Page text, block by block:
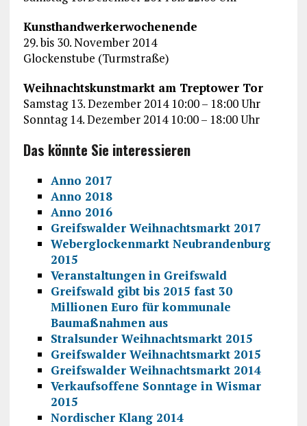
Kunsthandwerkerwochenende
29. bis 30. November 2014
Glockenstube (Turmstraße)
Weihnachtskunstmarkt am Treptower Tor
Samstag 13. Dezember 2014 10:00 – 18:00 Uhr
Sonntag 14. Dezember 2014 10:00 – 18:00 Uhr
Das könnte Sie interessieren
Anno 2017
Anno 2018
Anno 2016
Greifswalder Weihnachtsmarkt 2017
Weberglockenmarkt Neubrandenburg
2015
Veranstaltungen in Greifswald
Greifswald gibt bis 2015 fast 30
Millionen Euro für kommunale
Baumaßnahmen aus
Stralsunder Weihnachtsmarkt 2015
Greifswalder Weihnachtsmarkt 2015
Greifswalder Weihnachtsmarkt 2014
Verkaufsoffene Sonntage in Wismar
2015
Nordischer Klang 2014